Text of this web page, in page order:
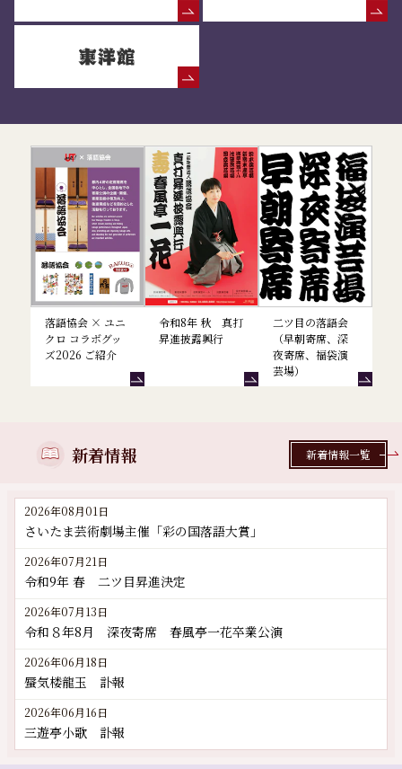
落語協会 × ユニ
クロ コラボグッ
ズ2026 ご紹介
令和8年 秋 真打
昇進披露興行
二ツ目の落語会
（早朝寄席、深
夜寄席、福袋演
芸場）
新着情報
2026年08月01日
さいたま芸術劇場主催「彩の国落語大賞」
2026年07月21日
令和9年 春 二ツ目昇進決定
2026年07月13日
令和８年8月 深夜寄席 春風亭一花卒業公演
2026年06月18日
蜃気楼龍玉 訃報
2026年06月16日
三遊亭小歌 訃報
新着情報一覧